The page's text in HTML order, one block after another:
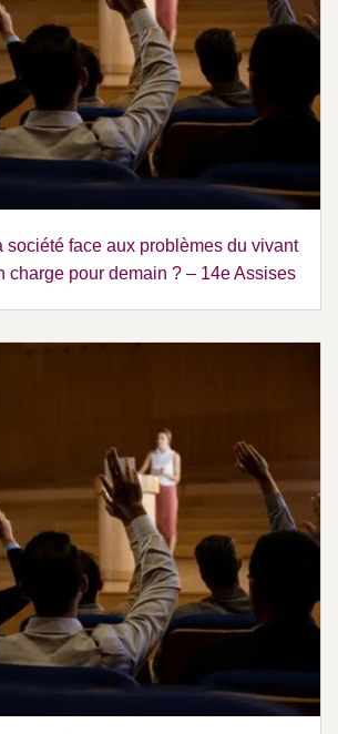
société face aux problèmes du vivant
charge pour demain ? – 14e Assises